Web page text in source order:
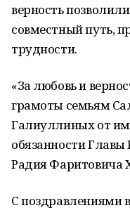
верность
совместный путь,
трудности.
«За любовь и
грамоты семьям
Галиуллиных от
обязанности
Радия Фаритовича
С поздравлениями